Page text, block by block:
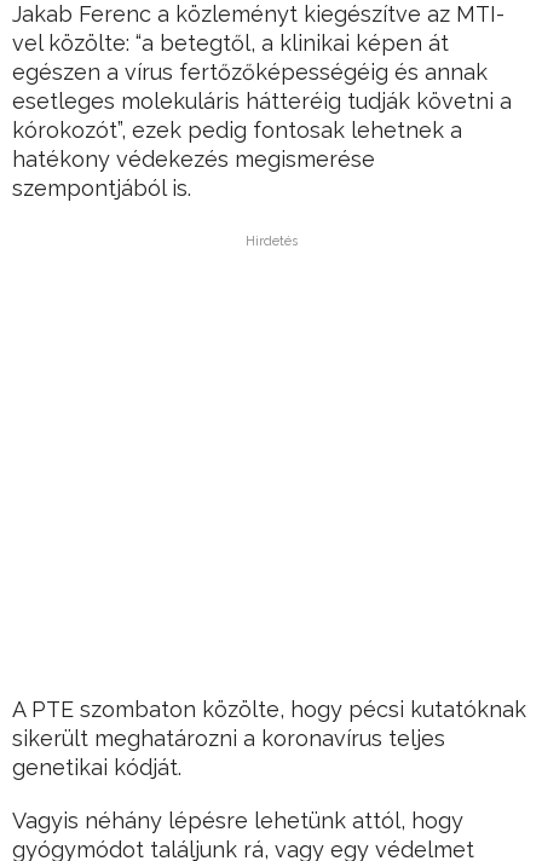
Jakab Ferenc a közleményt kiegészítve az MTI-
vel közölte: “a betegtől, a klinikai képen át
egészen a vírus fertőzőképességéig és annak
esetleges molekuláris hátteréig tudják követni a
kórokozót”, ezek pedig fontosak lehetnek a
hatékony védekezés megismerése
szempontjából is.
Hirdetés
A PTE szombaton közölte, hogy pécsi kutatóknak
sikerült meghatározni a koronavírus teljes
genetikai kódját.
Vagyis néhány lépésre lehetünk attól, hogy
gyógymódot találjunk rá, vagy egy védelmet